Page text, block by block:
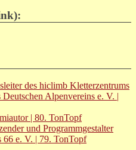
des hiclimb Kletterzentrums
Alpenvereins e. V. |
| 80. TonTopf
und Programmgestalter
e. V. | 79. TonTopf